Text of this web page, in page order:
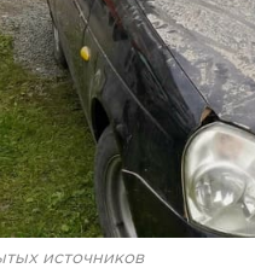
источников